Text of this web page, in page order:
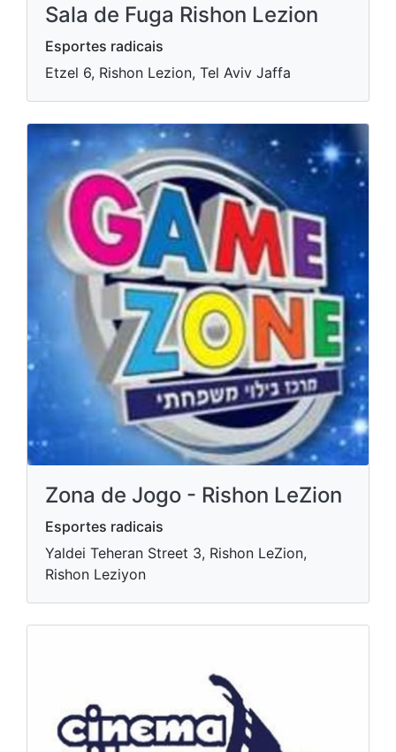
Sala de Fuga Rishon Lezion
Esportes radicais
Etzel 6, Rishon Lezion, Tel Aviv Jaffa
Zona de Jogo - Rishon LeZion
Esportes radicais
Yaldei Teheran Street 3, Rishon LeZion,
Rishon Leziyon